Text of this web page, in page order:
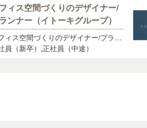
ィス空間づくりのデザイナー/
ンナー（イトーキグループ）
ィス空間づくりのデザイナー/プラン
（イトーキグループ）
員（新卒）,正社員（中途）